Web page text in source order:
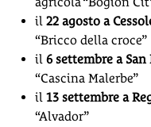
il 22 agosto a
“Bricco della croce”
il 6 settembre a
“Cascina Malerbe”
il 13 settembre a
“Alvador”